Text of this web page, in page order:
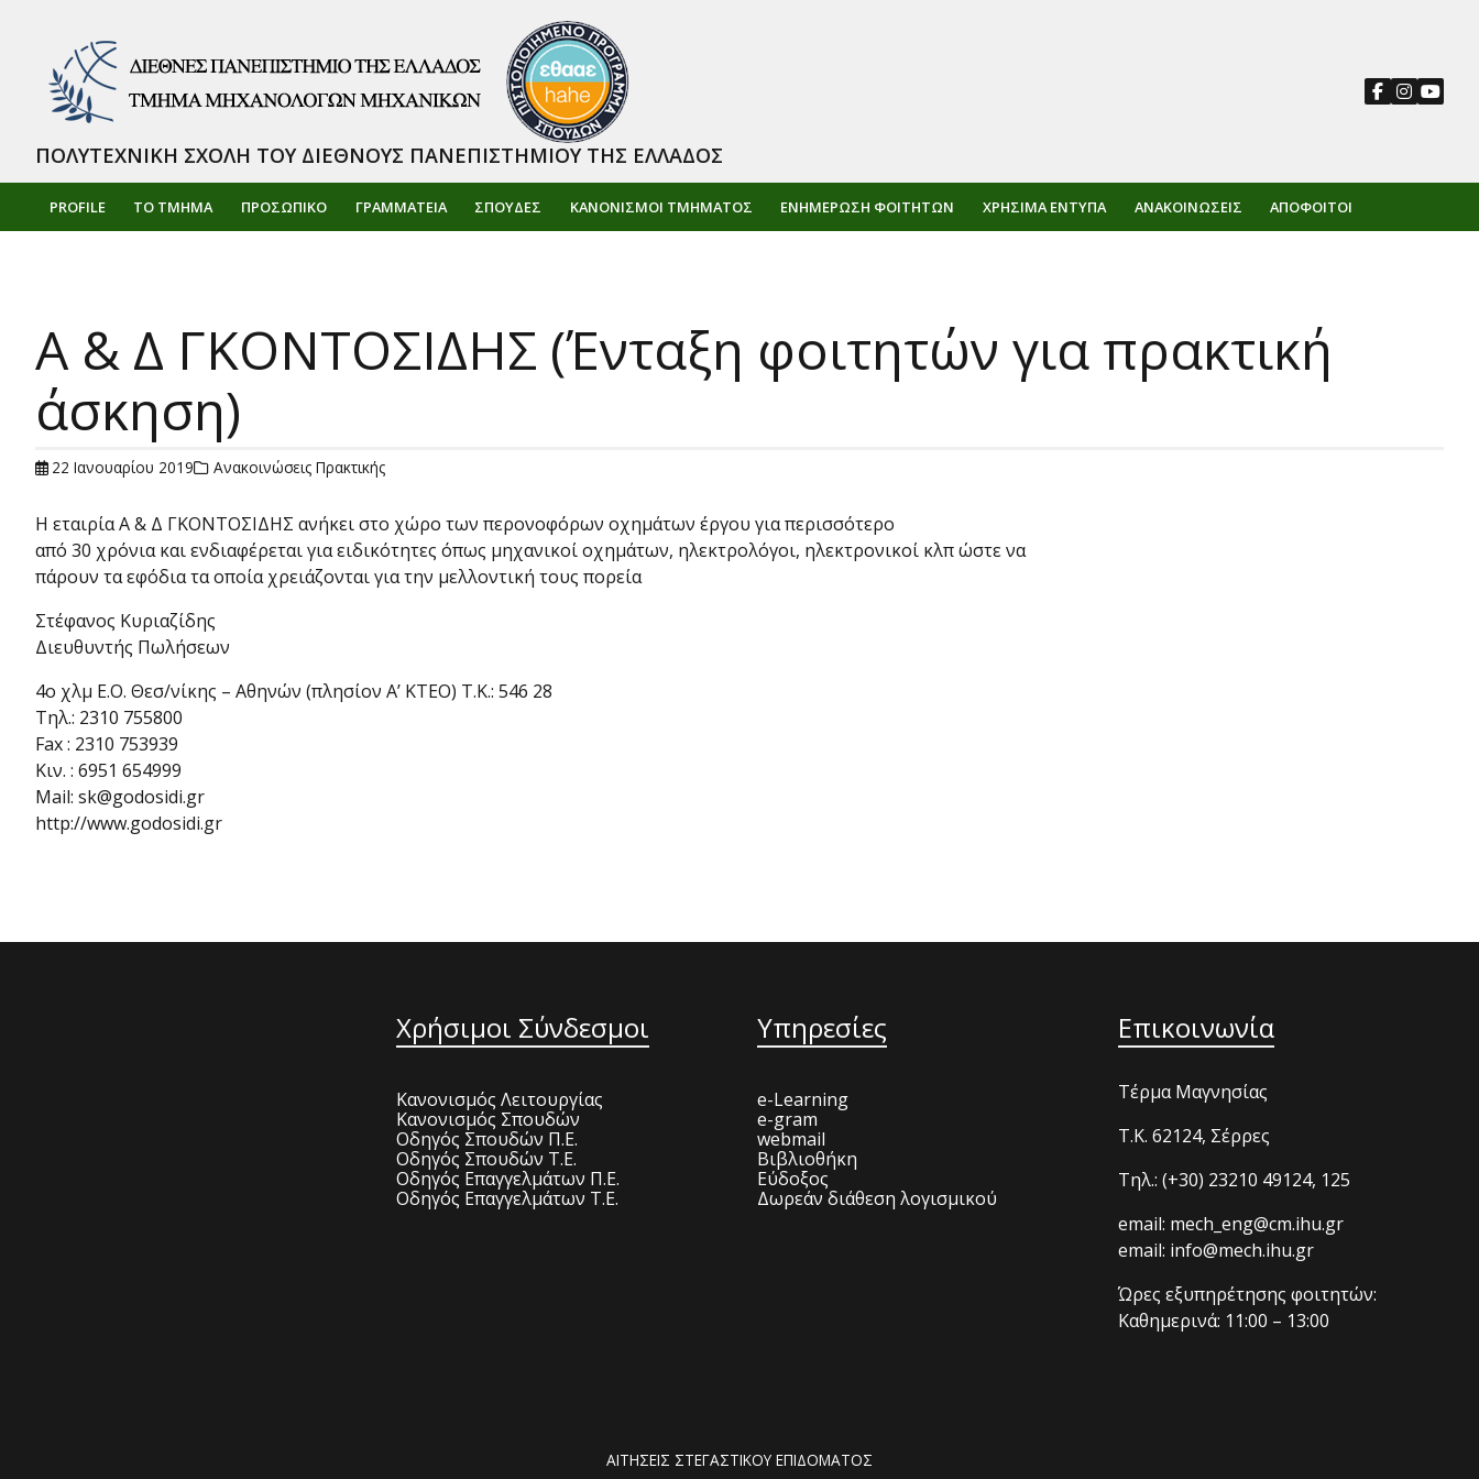
PROFILE ΤΟ ΤΜΗΜΑ ΠΡΟΣΩΠΙΚΌ ΓΡΑΜΜΑΤΕΙΑ ΣΠΟΥΔΕΣ ΚΑΝΟΝΙΣΜΟΙ ΤΜΗΜΑΤΟΣ ΕΝΗΜΈΡΩΣΗ ΦΟΙΤΗΤΏΝ ΧΡΉΣΙΜΑ ΈΝΤΥΠΑ ΑΝΑΚΟΙΝΏΣΕΙΣ ΑΠΌΦΟΙΤΟΙ
ΠΟΛΥΤΕΧΝΙΚΗ ΣΧΟΛΗ ΤΟΥ ΔΙΕΘΝΟΥΣ ΠΑΝΕΠΙΣΤΗΜΙΟΥ ΤΗΣ ΕΛΛΑΔΟΣ
Α & Δ ΓΚΟΝΤΟΣΙΔΗΣ (Ένταξη φοιτητών για πρακτική
άσκηση)
22 Ιανουαρίου 2019 Ανακοινώσεις Πρακτικής
Η εταιρία Α & Δ ΓΚΟΝΤΟΣΙΔΗΣ ανήκει στο χώρο των περονοφόρων οχημάτων έργου για περισσότερο
από 30 χρόνια και ενδιαφέρεται για ειδικότητες όπως μηχανικοί οχημάτων, ηλεκτρολόγοι, ηλεκτρονικοί κλπ ώστε να
πάρουν τα εφόδια τα οποία χρειάζονται για την μελλοντική τους πορεία
Στέφανος Κυριαζίδης
Διευθυντής Πωλήσεων
4ο χλμ Ε.Ο. Θεσ/νίκης – Αθηνών (πλησίον Α’ ΚΤΕΟ) Τ.Κ.: 546 28
Τηλ.: 2310 755800
Fax : 2310 753939
Κιν. : 6951 654999
Mail: sk@godosidi.gr
http://www.godosidi.gr
Χρήσιμοι Σύνδεσμοι
Κανονισμός Λειτουργίας
Κανονισμός Σπουδών
Οδηγός Σπουδών Π.Ε.
Οδηγός Σπουδών Τ.Ε.
Οδηγός Επαγγελμάτων Π.Ε.
Οδηγός Επαγγελμάτων Τ.Ε.
Υπηρεσίες
e-Learning
e-gram
webmail
Βιβλιοθήκη
Εύδοξος
Δωρεάν διάθεση λογισμικού
Επικοινωνία
Τέρμα Μαγνησίας
T.K. 62124, Σέρρες
Τηλ.: (+30) 23210 49124, 125
email: mech_eng@cm.ihu.gr
email: info@mech.ihu.gr
Ώρες εξυπηρέτησης φοιτητών:
Καθημερινά: 11:00 – 13:00
ΑΙΤΗΣΕΙΣ ΣΤΕΓΑΣΤΙΚΟΥ ΕΠΙΔΟΜΑΤΟΣ